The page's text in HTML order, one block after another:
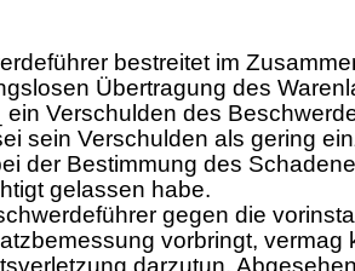
bestreitet im
Übertragung des
ein Verschulden des
sein Verschulden als gering
der Bestimmung des
gelassen habe.
gegen die
vorbringt, vermag
darzutun.